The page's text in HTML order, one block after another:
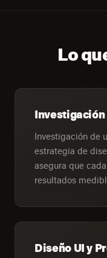
Lo
Investigación
Investigación de
estrategia de
asegura que
resultados
Diseño UI y